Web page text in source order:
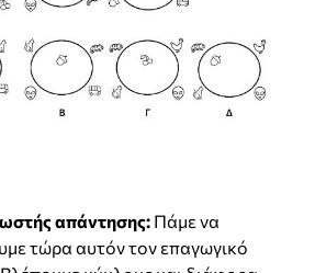
απάντησης: Πάμε να
τώρα αυτόν τον επαγωγικό